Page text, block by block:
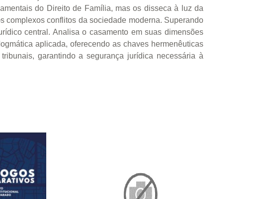
do Direito de Família, mas os disseca à luz da
complexos conflitos da sociedade moderna. Superando
central. Analisa o casamento em suas dimensões
aplicada, oferecendo as chaves hermenêuticas
garantindo a segurança jurídica necessária à